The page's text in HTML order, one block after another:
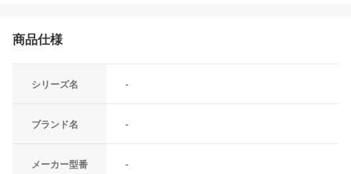
商品仕様
シリーズ名 -
ブランド名 -
メーカー型番 -